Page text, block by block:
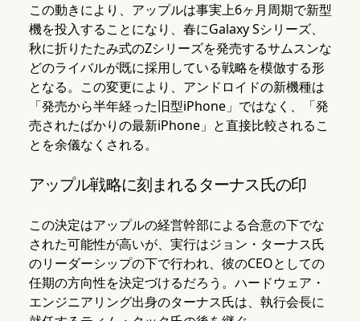
この動きにより、アップルは事実上6ヶ月周期で新型
機を投入することになり、春にGalaxy Sシリーズ、
秋に折りたたみ式のZシリーズを発売するサムスンな
どのライバルが既に採用している戦略を模倣する形
となる。この変更により、アンドロイドの新機種は
「発売から半年経った旧型iPhone」ではなく、「発
売されたばかりの最新iPhone」と直接比較されるこ
とを余儀なくされる。
アップル戦略に刻まれるターナス氏の印
この決定はアップルの経営幹部による合意の下でな
された可能性が高いが、実行はジョン・ターナス氏
のリーダーシップの下で行われ、彼のCEOとしての
任期の方向性を決定づけるだろう。ハードウェア・
エンジニアリング出身のターナス氏は、執行会長に